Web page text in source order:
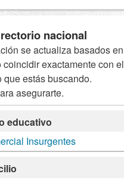
nacional
se actualiza basados en
exactamente con el
estás buscando.
asegurarte.
educativo
Insurgentes